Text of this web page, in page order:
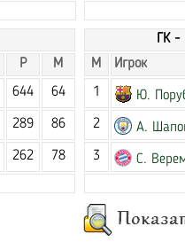
Р
М
644 64
289 86
262 78
ГК -
М
Игрок
1
Ю.
2
А.
3
С.